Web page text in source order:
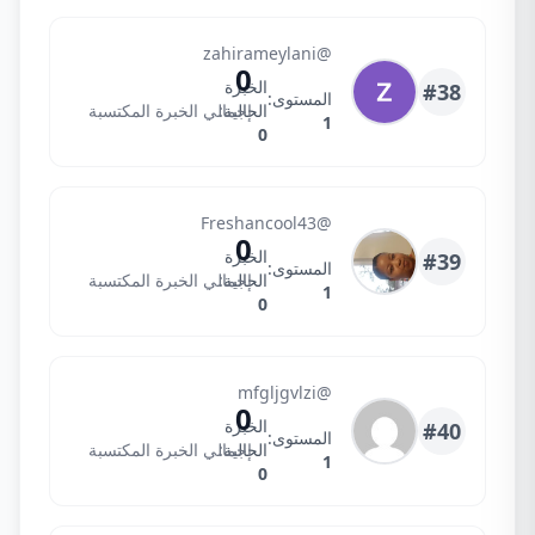
#38
zahira
@zahirameylani
المستوى:
1
الخبرة
الحالية:
0
0
إجمالي الخبرة المكتسبة
#39
Shatavia
@Freshancool43
المستوى:
1
الخبرة
الحالية:
0
0
إجمالي الخبرة المكتسبة
#40
jgwzhdjnfu
@mfgljgvlzi
المستوى:
1
الخبرة
الحالية:
0
0
إجمالي الخبرة المكتسبة